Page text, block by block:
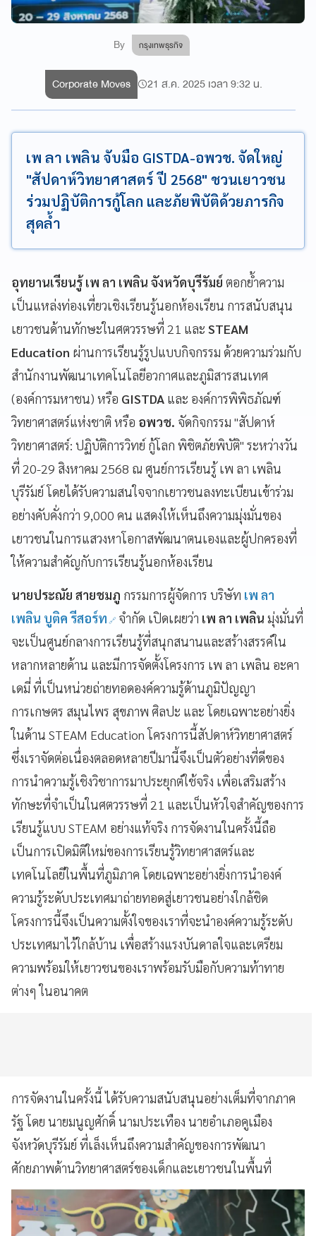
By กรุงเทพธุรกิจ
Corporate Moves 21 ส.ค. 2025 เวลา 9:32 น.
เพ ลา เพลิน จับมือ GISTDA-อพวช. จัดใหญ่
"สัปดาห์วิทยาศาสตร์ ปี 2568" ชวนเยาวชน
ร่วมปฏิบัติการกู้โลก และภัยพิบัติด้วยภารกิจ
สุดล้ำ
อุทยานเรียนรู้ เพ ลา เพลิน จังหวัดบุรีรัมย์ ตอกย้ำความ
เป็นแหล่งท่องเที่ยวเชิงเรียนรู้นอกห้องเรียน การสนับสนุน
เยาวชนด้านทักษะในศตวรรษที่ 21 และ STEAM
Education ผ่านการเรียนรู้รูปแบบกิจกรรม ด้วยความร่วมกับ
สำนักงานพัฒนาเทคโนโลยีอวกาศและภูมิสารสนเทศ
(องค์การมหาชน) หรือ GISTDA และ องค์การพิพิธภัณฑ์
วิทยาศาสตร์แห่งชาติ หรือ อพวช. จัดกิจกรรม "สัปดาห์
วิทยาศาสตร์: ปฏิบัติการวิทย์ กู้โลก พิชิตภัยพิบัติ" ระหว่างวัน
ที่ 20-29 สิงหาคม 2568 ณ ศูนย์การเรียนรู้ เพ ลา เพลิน
บุรีรัมย์ โดยได้รับความสนใจจากเยาวชนลงทะเบียนเข้าร่วม
อย่างคับคั่งกว่า 9,000 คน แสดงให้เห็นถึงความมุ่งมั่นของ
เยาวชนในการแสวงหาโอกาสพัฒนาตนเองและผู้ปกครองที่
ให้ความสำคัญกับการเรียนรู้นอกห้องเรียน
นายประณัย สายชมภู กรรมการผู้จัดการ บริษัท เพ ลา
เพลิน บูติค รีสอร์ท จำกัด เปิดเผยว่า เพ ลา เพลิน มุ่งมั่นที่
จะเป็นศูนย์กลางการเรียนรู้ที่สนุกสนานและสร้างสรรค์ใน
หลากหลายด้าน และมีการจัดตั้งโครงการ เพ ลา เพลิน อะคา
เดมี่ ที่เป็นหน่วยถ่ายทอดองค์ความรู้ด้านภูมิปัญญา
การเกษตร สมุนไพร สุขภาพ ศิลปะ และ โดยเฉพาะอย่างยิ่ง
ในด้าน STEAM Education โครงการนี้สัปดาห์วิทยาศาสตร์
ซึ่งเราจัดต่อเนื่องตลอดหลายปีมานี้จึงเป็นตัวอย่างที่ดีของ
การนำความรู้เชิงวิชาการมาประยุกต์ใช้จริง เพื่อเสริมสร้าง
ทักษะที่จำเป็นในศตวรรษที่ 21 และเป็นหัวใจสำคัญของการ
เรียนรู้แบบ STEAM อย่างแท้จริง การจัดงานในครั้งนี้ถือ
เป็นการเปิดมิติใหม่ของการเรียนรู้วิทยาศาสตร์และ
เทคโนโลยีในพื้นที่ภูมิภาค โดยเฉพาะอย่างยิ่งการนำองค์
ความรู้ระดับประเทศมาถ่ายทอดสู่เยาวชนอย่างใกล้ชิด
โครงการนี้จึงเป็นความตั้งใจของเราที่จะนำองค์ความรู้ระดับ
ประเทศมาไว้ใกล้บ้าน เพื่อสร้างแรงบันดาลใจและเตรียม
ความพร้อมให้เยาวชนของเราพร้อมรับมือกับความท้าทาย
ต่างๆ ในอนาคต
การจัดงานในครั้งนี้ ได้รับความสนับสนุนอย่างเต็มที่จากภาค
รัฐ โดย นายมนูญศักดิ์ นามประเทือง นายอำเภอคูเมือง
จังหวัดบุรีรัมย์ ที่เล็งเห็นถึงความสำคัญของการพัฒนา
ศักยภาพด้านวิทยาศาสตร์ของเด็กและเยาวชนในพื้นที่